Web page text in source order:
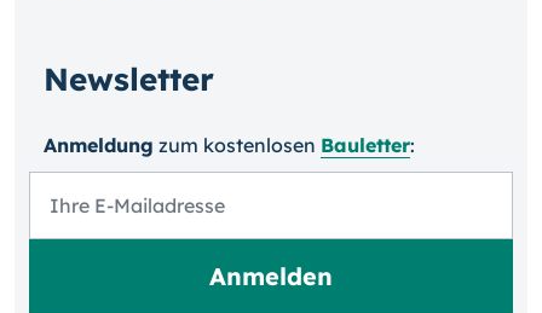
Newsletter
Anmeldung zum kosten­losen Bauletter: